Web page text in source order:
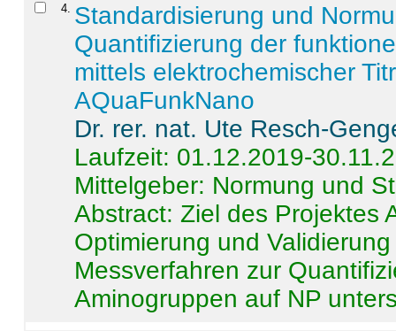
4 Standardisierung und
Quantifizierung der
mittels elektrochemischer
AQuaFunkNano
Dr. rer. nat. Ute Resch-
Laufzeit: 01.12.2019-
Mittelgeber: Normung und
Abstract:Ziel des Projektes
Optimierung und
Messverfahren zur
Aminogruppen auf NP